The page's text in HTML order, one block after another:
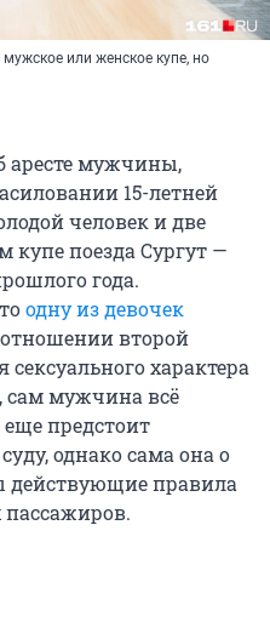
или женское купе, но
аресте мужчины,
15-летней
человек и две
поезда Сургут —
года.
одну из девочек
второй
характера
сам мужчина всё
предстоит
однако сама она о
действующие правила